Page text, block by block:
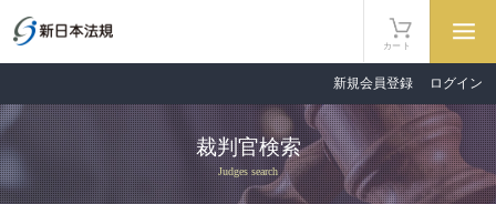
カート
新規会員登録 ログイン
裁判官検索
Judges search